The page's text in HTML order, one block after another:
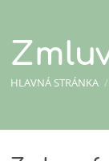
HLAVNÁ STRÁNKA /